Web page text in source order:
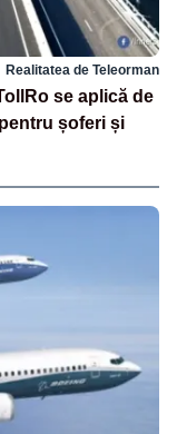
Realitatea de Teleorman
se aplică de
șoferi și